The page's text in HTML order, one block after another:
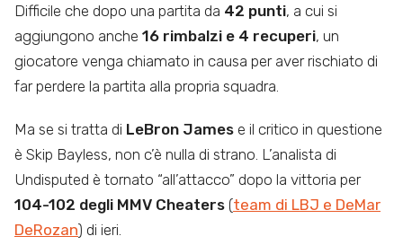
Difficile che dopo una partita da 42 punti, a cui si
aggiungono anche 16 rimbalzi e 4 recuperi, un
giocatore venga chiamato in causa per aver rischiato di
far perdere la partita alla propria squadra.
Ma se si tratta di LeBron James e il critico in questione
è Skip Bayless, non c’è nulla di strano. L’analista di
Undisputed è tornato “all’attacco” dopo la vittoria per
104-102 degli MMV Cheaters (team di LBJ e DeMar
DeRozan) di ieri.